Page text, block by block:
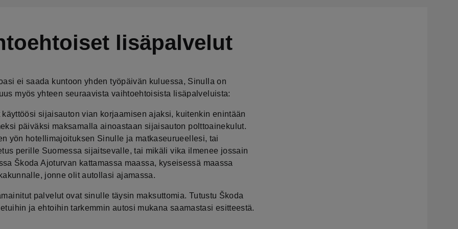
lisäpalvelut
ei saada kuntoon yhden työpäivän kuluessa, Sinulla on
myös yhteen seuraavista vaihtoehtoisista lisäpalveluista:
käyttöösi sijaisauton vian korjaamisen ajaksi, kuitenkin enintään
päiväksi maksamalla ainoastaan sijaisauton polttoainekulut.
yön hotellimajoituksen Sinulle ja matkaseurueellesi, tai
perille Suomessa sijaitsevalle, tai mikäli vika ilmenee jossain
Škoda Ajoturvan kattamassa maassa, kyseisessä maassa
jonne olit autollasi ajamassa.
palvelut ovat sinulle täysin maksuttomia. Tutustu Škoda
ja ehtoihin tarkemmin autosi mukana saamastasi esitteestä.